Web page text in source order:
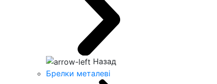
Назад
Брелки металеві